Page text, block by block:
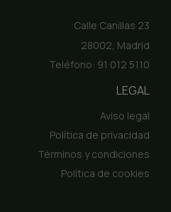
Calle Canillas 23
28002, Madrid
Teléfono: 91 012 5110
LEGAL
Aviso legal
Política de privacidad
Términos y condiciones
Política de cookies